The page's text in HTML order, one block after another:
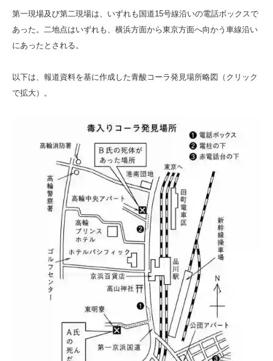
第一現場及び第二現場は、いずれも国道15号線沿いの電話ボックスで
あった。二地点はいずれも、横浜方面から東京方面へ向かう車線沿い
にあったとされる。
以下は、報道資料を基に作成した青酸コーラ発見場所略図（クリック
で拡大）。